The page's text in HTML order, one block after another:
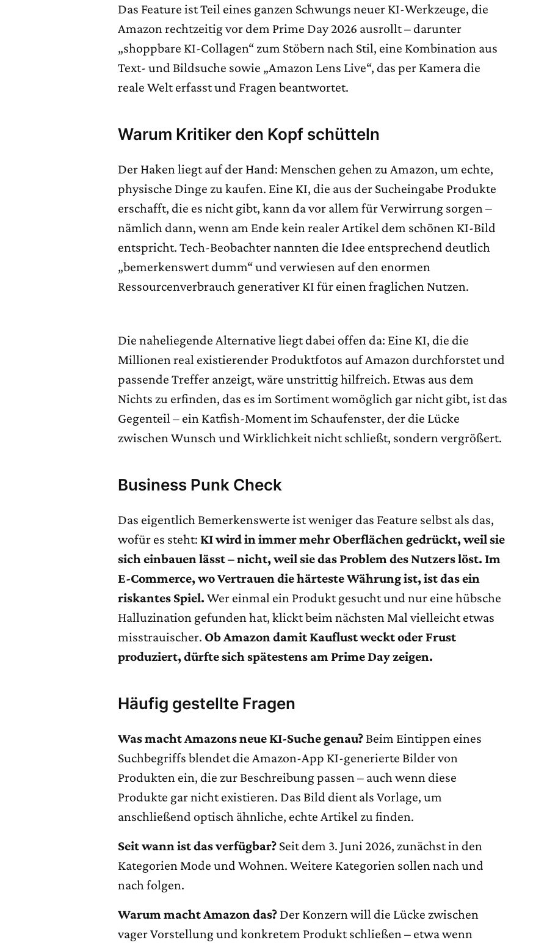
Das Feature ist Teil eines ganzen Schwungs neuer KI-Werkzeuge, die
Amazon rechtzeitig vor dem Prime Day 2026 ausrollt – darunter
„shoppbare KI-Collagen“ zum Stöbern nach Stil, eine Kombination aus
Text- und Bildsuche sowie „Amazon Lens Live“, das per Kamera die
reale Welt erfasst und Fragen beantwortet.
Warum Kritiker den Kopf schütteln
Der Haken liegt auf der Hand: Menschen gehen zu Amazon, um echte,
physische Dinge zu kaufen. Eine KI, die aus der Sucheingabe Produkte
erschafft, die es nicht gibt, kann da vor allem für Verwirrung sorgen –
nämlich dann, wenn am Ende kein realer Artikel dem schönen KI-Bild
entspricht. Tech-Beobachter nannten die Idee entsprechend deutlich
„bemerkenswert dumm“ und verwiesen auf den enormen
Ressourcenverbrauch generativer KI für einen fraglichen Nutzen.
Die naheliegende Alternative liegt dabei offen da: Eine KI, die die
Millionen real existierender Produktfotos auf Amazon durchforstet und
passende Treffer anzeigt, wäre unstrittig hilfreich. Etwas aus dem
Nichts zu erfinden, das es im Sortiment womöglich gar nicht gibt, ist das
Gegenteil – ein Katfish-Moment im Schaufenster, der die Lücke
zwischen Wunsch und Wirklichkeit nicht schließt, sondern vergrößert.
Business Punk Check
Das eigentlich Bemerkenswerte ist weniger das Feature selbst als das,
wofür es steht:KI wird in immer mehr Oberflächen gedrückt, weil sie
sich einbauen lässt – nicht, weil sie das Problem des Nutzers löst. Im
E-Commerce, wo Vertrauen die härteste Währung ist, ist das ein
riskantes Spiel. Wer einmal ein Produkt gesucht und nur eine hübsche
Halluzination gefunden hat, klickt beim nächsten Mal vielleicht etwas
misstrauischer. Ob Amazon damit Kauflust weckt oder Frust
produziert, dürfte sich spätestens am Prime Day zeigen.
Häufig gestellte Fragen
Was macht Amazons neue KI-Suche genau? Beim Eintippen eines
Suchbegriffs blendet die Amazon-App KI-generierte Bilder von
Produkten ein, die zur Beschreibung passen – auch wenn diese
Produkte gar nicht existieren. Das Bild dient als Vorlage, um
anschließend optisch ähnliche, echte Artikel zu finden.
Seit wann ist das verfügbar? Seit dem 3. Juni 2026, zunächst in den
Kategorien Mode und Wohnen. Weitere Kategorien sollen nach und
nach folgen.
Warum macht Amazon das? Der Konzern will die Lücke zwischen
vager Vorstellung und konkretem Produkt schließen – etwa wenn